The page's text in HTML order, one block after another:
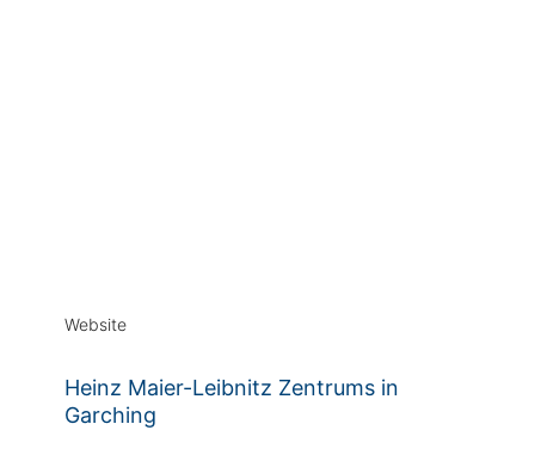
Website
Heinz Maier-Leibnitz Zentrums in
Garching